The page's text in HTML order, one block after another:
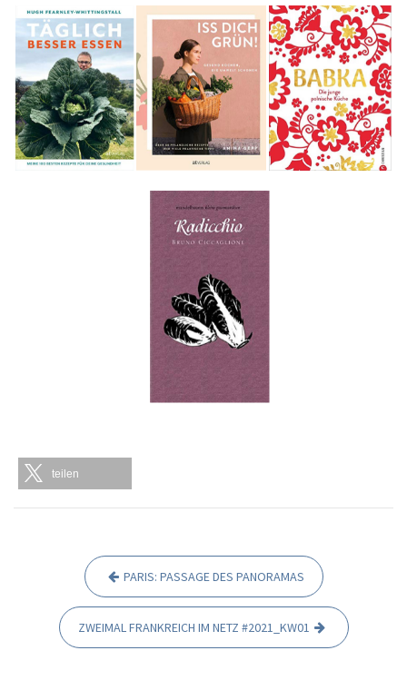
teilen
PARIS: PASSAGE DES PANORAMAS
ZWEIMAL FRANKREICH IM NETZ #2021_KW01